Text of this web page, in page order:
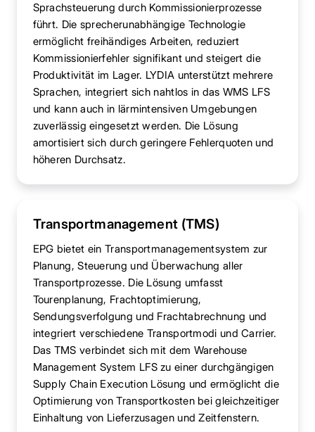
Sprachsteuerung durch Kommissionierprozesse
führt. Die sprecherunabhängige Technologie
ermöglicht freihändiges Arbeiten, reduziert
Kommissionierfehler signifikant und steigert die
Produktivität im Lager. LYDIA unterstützt mehrere
Sprachen, integriert sich nahtlos in das WMS LFS
und kann auch in lärmintensiven Umgebungen
zuverlässig eingesetzt werden. Die Lösung
amortisiert sich durch geringere Fehlerquoten und
höheren Durchsatz.
Transportmanagement (TMS)
EPG bietet ein Transportmanagementsystem zur
Planung, Steuerung und Überwachung aller
Transportprozesse. Die Lösung umfasst
Tourenplanung, Frachtoptimierung,
Sendungsverfolgung und Frachtabrechnung und
integriert verschiedene Transportmodi und Carrier.
Das TMS verbindet sich mit dem Warehouse
Management System LFS zu einer durchgängigen
Supply Chain Execution Lösung und ermöglicht die
Optimierung von Transportkosten bei gleichzeitiger
Einhaltung von Lieferzusagen und Zeitfenstern.